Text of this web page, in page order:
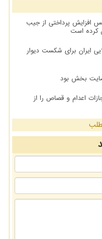
افزایش پرداختی از جیب
کرده است
ایران برای شکست دیوار
بخش بود
اعدام و قصاص را از